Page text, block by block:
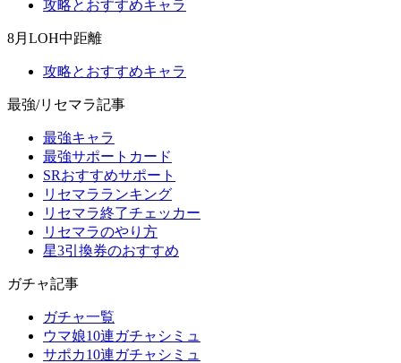
攻略とおすすめキャラ
8月LOH中距離
攻略とおすすめキャラ
最強/リセマラ記事
最強キャラ
最強サポートカード
SRおすすめサポート
リセマラランキング
リセマラ終了チェッカー
リセマラのやり方
星3引換券のおすすめ
ガチャ記事
ガチャ一覧
ウマ娘10連ガチャシミュ
サポカ10連ガチャシミュ